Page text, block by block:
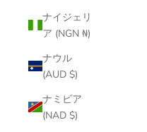
ナイジェリ
ア (NGN ₦)
ナウル
(AUD $)
ナミビア
(NAD $)